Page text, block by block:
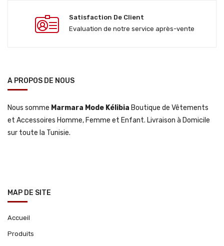
Satisfaction De Client
Evaluation de notre service après-vente
A PROPOS DE NOUS
Nous somme Marmara Mode Kélibia Boutique de Vêtements
et Accessoires Homme, Femme et Enfant. Livraison à Domicile
sur toute la Tunisie.
MAP DE SITE
Accueil
Produits